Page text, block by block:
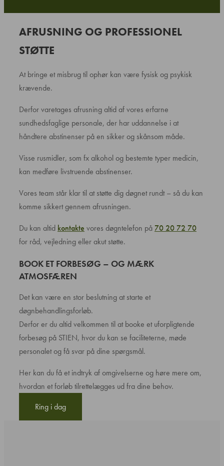
AFRUSNING OG PROFESSIONEL
STØTTE
At bringe et misbrug til ophør kan være fysisk og psykisk
krævende.
Derfor varetages afrusning altid af vores erfarne
sundhedsfaglige personale, der har uddannelse i at
håndtere abstinenser på en sikker og skånsom måde.
Visse rusmidler, som fx alkohol og bestemte typer medicin,
kan medføre livstruende abstinenser.
Vores team står klar til at støtte dig døgnet rundt – så du kan
komme sikkert gennem afrusningen.
Du kan altid kontakte vores døgntelefon på 70 20 72 70
for råd, vejledning eller akut støtte.
BOOK ET FORBESØG – OG MÆRK
ATMOSFÆREN
Det kan være en stor beslutning at starte et
døgnbehandlingsforløb.
Derfor er du altid velkommen til at booke et uforpligtende
forbesøg på STIEN, hvor du kan se faciliteterne, møde
personalet og få svar på dine spørgsmål.
Her kan du få et indtryk af omgivelserne og høre mere om,
hvordan et forløb tilrettelægges ud fra dine behov.
Ring i dag